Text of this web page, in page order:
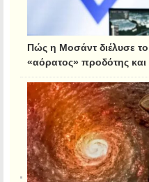
Πώς η Μοσάντ διέλυσε
«αόρατος» προδότης